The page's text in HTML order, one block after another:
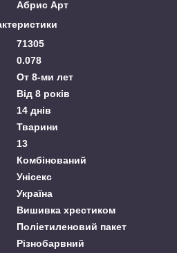
Абрис Арт
71305
0.078
От 8-ми лет
Від 8 років
14 днів
Тварини
13
Комбінований
Унісекс
Україна
Вишивка хрестиком
Поліетиленовий пакет
Різнобарвний